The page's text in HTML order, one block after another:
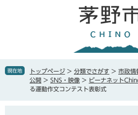
で
ば現在地 トップページ > 分類でさがす > 市政情
公開 > SNS・映像 > ビーナネット
る運動作文コンテスト表彰式